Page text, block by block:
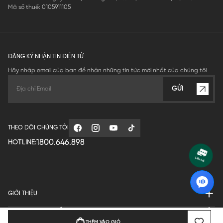
Mã số thuế: 0105911105
ĐĂNG KÝ NHẬN TIN ĐIỆN TỬ
Hãy nhập email của bạn để nhận những tin tức mới nhất của chúng tôi
GỬI
THEO DÕI CHÚNG TÔI
HOTLINE:1800.646.898
GIỚI THIỆU
QUY ĐỊNH HOẠT ĐỘNG